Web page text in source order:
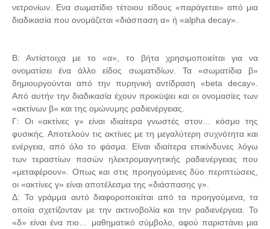
νετρονίων. Ενα σωματίδιο τέτοιου είδους «παράγεται» από μια
διαδικασία που ονομάζεται «διάσπαση α» ή «alpha decay».
Β: Αντίστοιχα με το «α», το βήτα χρησιμοποιείται για να
ονοματίσει ένα άλλο είδος σωματιδίων. Τα «σωματίδια β»
δημιουργούνται από την πυρηνική αντίδραση «beta decay».
Από αυτήν την διαδικασία έχουν προκύψει και οι ονομασίες των
«ακτίνων β» και της ομώνυμης ραδιενέργειας.
Γ: Οι «ακτίνες γ» είναι ιδιαίτερα γνωστές στον… κόσμο της
φυσικής. Αποτελούν τις ακτίνες με τη μεγαλύτερη συχνότητα και
ενέργεια, από όλο το φάσμα. Είναι ιδιαίτερα επικίνδυνες λόγω
των τεραστίων ποσών ηλεκτρομαγνητικής ραδιενέργειας που
«μεταφέρουν». Οπως και στις προηγούμενες δύο περιπτώσεις,
οι «ακτίνες γ» είναι αποτέλεσμα της «διάσπασης γ».
Δ: Το γράμμα αυτό διαφοροποιείται από τα προηγούμενα, τα
οποία σχετίζονταν με την ακτινοβολία και την ραδιενέργεια. Το
«δ» είναι ένα πιο… μαθηματικό σύμβολο, αφού παριστάνει μια